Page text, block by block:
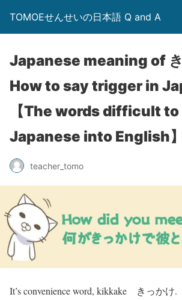
TOMOEせんせいの日本語 Q and A
Japanese meaning of
How to say trigger in
【The words difficult
Japanese into English】
teacher_tomo
It’s convenience word, kikkake きっかけ.